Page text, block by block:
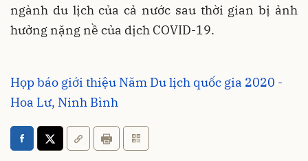
ngành du lịch của cả nước sau thời gian bị ảnh
hưởng nặng nề của dịch COVID-19.
Họp báo giới thiệu Năm Du lịch quốc gia 2020 -
Hoa Lư, Ninh Bình